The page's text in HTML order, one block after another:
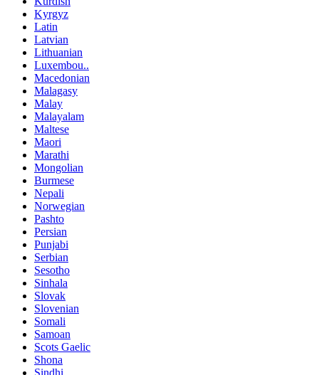
Kyrgyz
Latin
Latvian
Lithuanian
Luxembou..
Macedonian
Malagasy
Malay
Malayalam
Maltese
Maori
Marathi
Mongolian
Burmese
Nepali
Norwegian
Pashto
Persian
Punjabi
Serbian
Sesotho
Sinhala
Slovak
Slovenian
Somali
Samoan
Scots Gaelic
Shona
Sindhi